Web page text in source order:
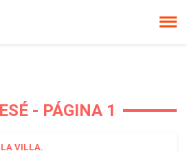
- PÁGINA 1
LA VILLA.